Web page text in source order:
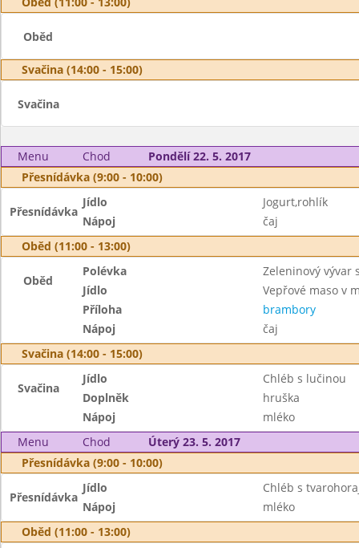
Oběd
Svačina (14:00 - 15:00)
Svačina
Menu Chod
Pondělí 22. 5. 2017
Přesnídávka (9:00 - 10:00)
Přesnídávka
Jídlo
Jogurt,rohlík
Nápoj
čaj
Oběd (11:00 - 13:00)
Oběd
Polévka
Zeleninový vývar
Jídlo
Vepřové maso v
Příloha
brambory
Nápoj
čaj
Svačina (14:00 - 15:00)
Svačina
Jídlo
Chléb s lučinou
Doplněk
hruška
Nápoj
mléko
Menu
Chod
Úterý 23. 5. 2017
Přesnídávka (9:00 - 10:00)
Přesnídávka
Jídlo
Chléb s
Nápoj
mléko
Oběd (11:00 - 13:00)